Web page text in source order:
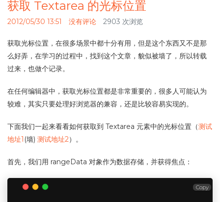
获取 Textarea 的光标位置
2012/05/30 13:51 没有评论 2903 次浏览
获取光标位置，在很多场景中都十分有用，但是这个东西又不是那
么好弄，在学习的过程中，找到这个文章，貌似被墙了，所以转载
过来，也做个记录。
在任何编辑器中，获取光标位置都是非常重要的，很多人可能认为
较难，其实只要处理好浏览器的兼容，还是比较容易实现的。
下面我们一起来看看如何获取到 Textarea 元素中的光标位置（测试
地址1 (墙) 测试地址2）。
首先，我们用 rangeData 对象作为数据存储，并获得焦点：
Copy